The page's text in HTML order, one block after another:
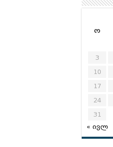
ო
3
10
17
24
31
« ივლ